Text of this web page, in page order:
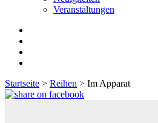
Veranstaltungen
Startseite > Reihen > Im Apparat